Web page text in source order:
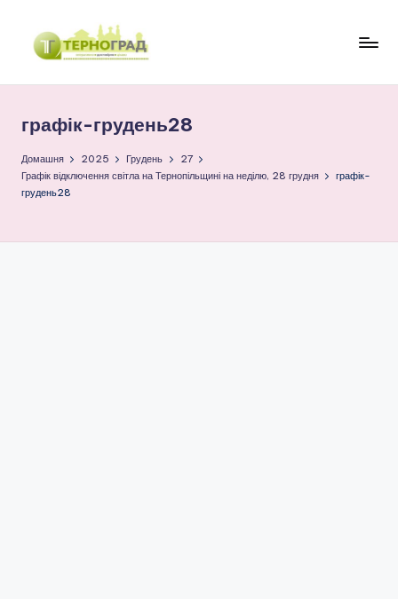
Перейти
р
н
о
цікаво
графік-грудень28
Домашня 2025 Грудень
27
Графік відключення світла на Тернопільщині на неділю, 28 грудня
графік-
грудень28